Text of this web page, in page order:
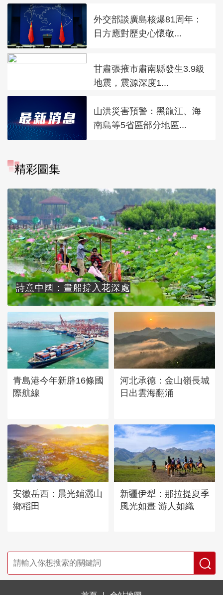
外交部談廣島核爆81周年：
日方應對歷史心懷敬...
甘肅張掖市肅南縣發生3.9級
地震，震源深度1...
山洪災害預警：黑龍江、海
南島等5省區部分地區...
精彩圖集
詩意中國：畫船撐入花深處
青島港今年新辟16條國
際航線
河北承德：金山嶺長城
日出雲海翻涌
安徽岳西：晨光鋪灑山
鄉稻田
新疆伊犁：那拉提夏季
風光如畫 游人如織